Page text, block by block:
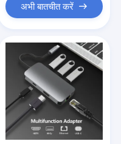
अभी बातचीत करें